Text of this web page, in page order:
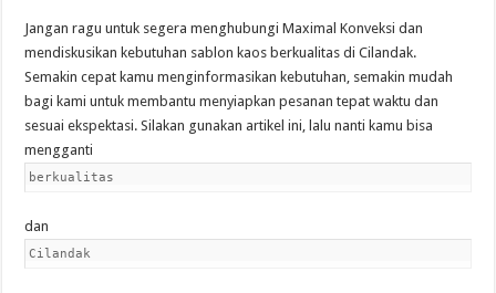
Jangan ragu untuk segera menghubungi Maximal Konveksi dan
mendiskusikan kebutuhan sablon kaos berkualitas di Cilandak.
Semakin cepat kamu menginformasikan kebutuhan, semakin mudah
bagi kami untuk membantu menyiapkan pesanan tepat waktu dan
sesuai ekspektasi. Silakan gunakan artikel ini, lalu nanti kamu bisa
mengganti
berkualitas
dan
Cilandak